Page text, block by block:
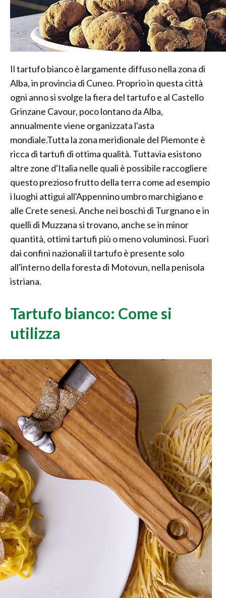
Il tartufo bianco è largamente diffuso nella zona di
Alba, in provincia di Cuneo. Proprio in questa città
ogni anno si svolge la fiera del tartufo e al Castello
Grinzane Cavour, poco lontano da Alba,
annualmente viene organizzata l'asta
mondiale.Tutta la zona meridionale del Piemonte è
ricca di tartufi di ottima qualità. Tuttavia esistono
altre zone d'Italia nelle quali è possibile raccogliere
questo prezioso frutto della terra come ad esempio
i luoghi attigui all'Appennino umbro marchigiano e
alle Crete senesi. Anche nei boschi di Turgnano e in
quelli di Muzzana si trovano, anche se in minor
quantità, ottimi tartufi più o meno voluminosi. Fuori
dai confini nazionali il tartufo è presente solo
all'interno della foresta di Motovun, nella penisola
istriana.
Tartufo bianco: Come si
utilizza